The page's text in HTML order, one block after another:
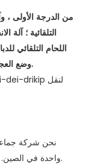
التلقائية ؛ آلة
اللحام التلقائي
وضع العجلات الأربع السويسرية وغيرها من معدات الاختبار.
نحن شركة
واحدة في الصين. نحن نركز على نصف المدى والشاحنات والأجزاء.